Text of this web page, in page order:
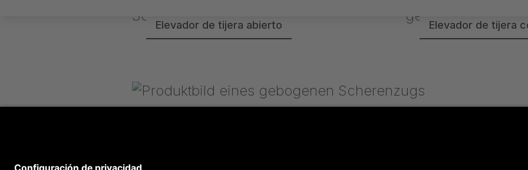
Elevador de tijera abierto Elevador de tijera